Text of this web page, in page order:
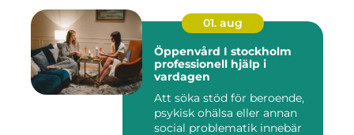
01. aug
Öppenvård I stockholm
professionell hjälp i
vardagen
Att söka stöd för beroende,
psykisk ohälsa eller annan
social problematik innebär